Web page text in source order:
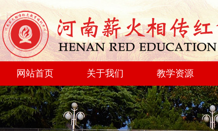
网站首页 关于我们 教学资源